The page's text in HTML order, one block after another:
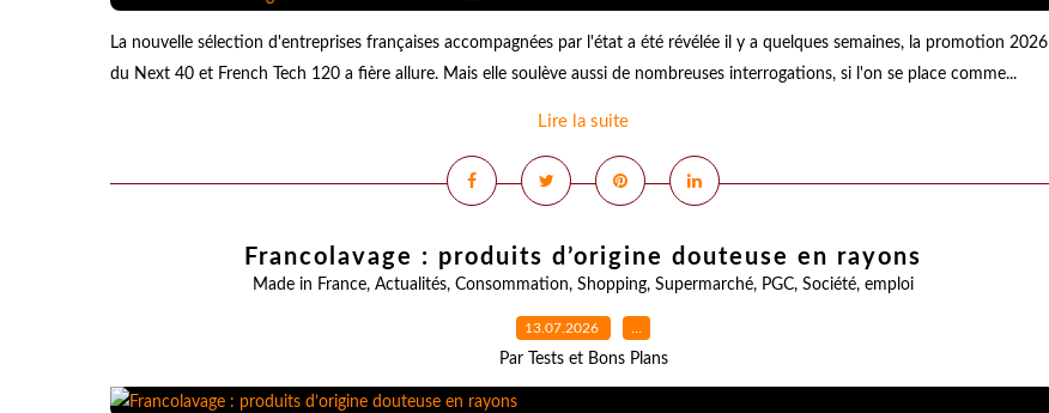
La nouvelle sélection d'entreprises françaises accompagnées par l'état a été révélée il y a quelques semaines, la promotion 2026
du Next 40 et French Tech 120 a fière allure. Mais elle soulève aussi de nombreuses interrogations, si l'on se place comme...
Lire la suite
Francolavage : produits d’origine douteuse en rayons
Made in France, Actualités, Consommation, Shopping, Supermarché, PGC, Société, emploi
13.07.2026 …
Par Tests et Bons Plans